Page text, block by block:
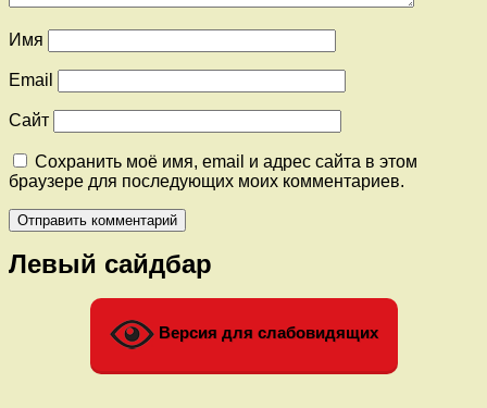
Имя
Email
Сайт
Сохранить моё имя, email и адрес сайта в этом
браузере для последующих моих комментариев.
Левый сайдбар
Версия для слабовидящих